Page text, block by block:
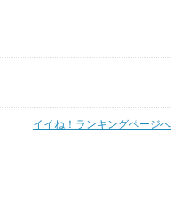
イイね！ランキングページへ